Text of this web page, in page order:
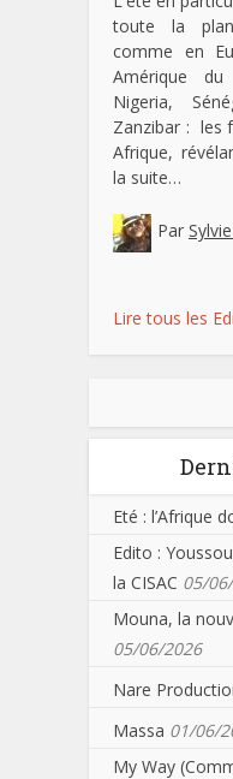
toute la
comme en
Amérique
Nigeria,
Zanzibar : les
Afrique,
la suite…
Par
Lire tous les
Eté : l’Afrique
Edito :
la CISAC 05/
Mouna, la
05/06/2026
Nare
Massa 01/06/
My Way